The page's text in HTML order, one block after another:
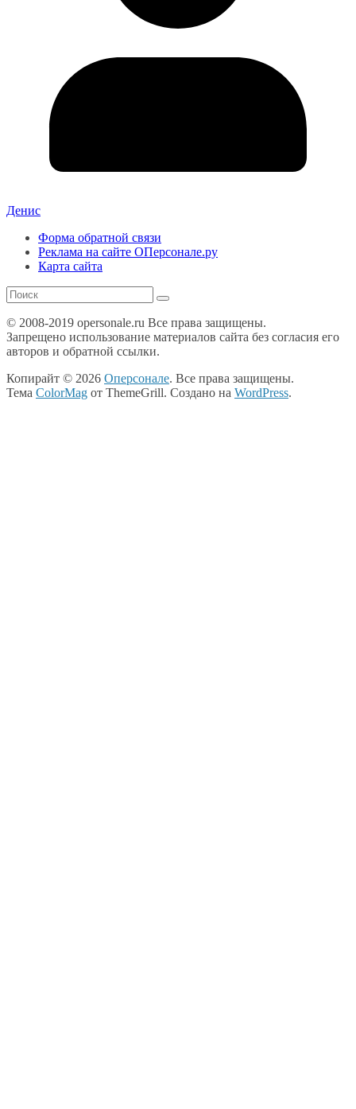
Денис
Форма обратной связи
Реклама на сайте ОПерсонале.ру
Карта сайта
© 2008-2019 opersonale.ru Все права защищены.
Запрещено использование материалов сайта без согласия его
авторов и обратной ссылки.
Копирайт © 2026 Оперсонале. Все права защищены.
Тема ColorMag от ThemeGrill. Создано на WordPress.